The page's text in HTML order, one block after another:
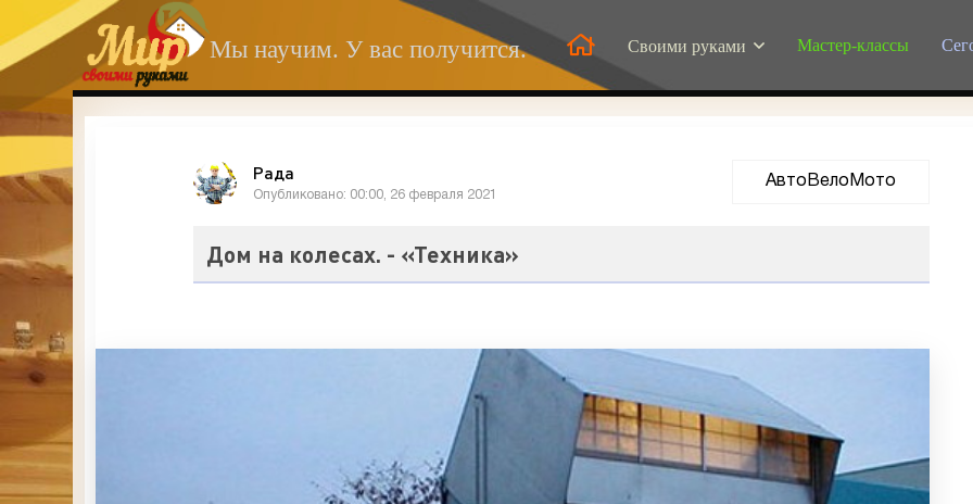
Мы научим. У вас получится. Своими руками Мастер-классы
Рада
Опубликовано: 00:00, 26 февраля 2021
АвтоВелоМото
Дом на колесах. - «Техника»